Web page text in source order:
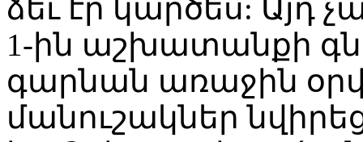
ձեւ էր կարծես: Այդ
1-ին աշխատանքի
գարնան առաջին
մանուշակներ